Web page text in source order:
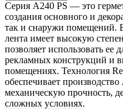
Серия A240 PS — это
создания основного и
так и снаружи помещений.
лента имеет высокую
позволяет использовать ее
рекламных конструкций и
помещениях. Технология
обеспечивает
механическую прочность,
сложных условиях.